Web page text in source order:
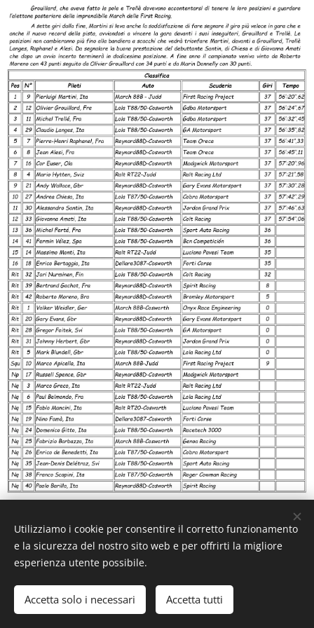
********************
Utilizziamo i cookie per consentire il corretto funzionamento
e la sicurezza del nostro sito web e per offrirti la migliore
esperienza utente possibile.
Accetta solo i necessari Accetta tutti